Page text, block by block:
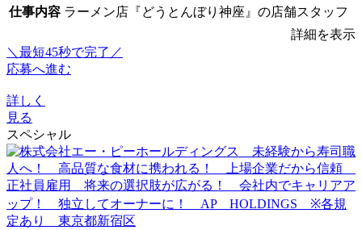
仕事内容 ラーメン店『どうとんぼり神座』の店舗スタッフ
詳細を表示
＼最短45秒で完了／
応募へ進む
詳しく
見る
スペシャル